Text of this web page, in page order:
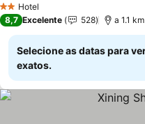
2 Estrelas
Hotel
8,7 Excelente 528 a 1.1
Selecione as datas para
exatos.